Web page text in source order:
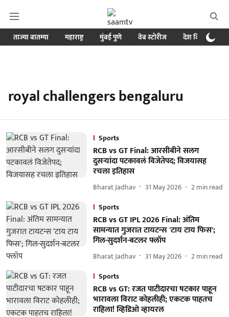
ताज्या बातम्या महाराष्ट्र मुंबई पुणे वेब स्टोरीज देश विदेश
royal challengers bengaluru
Sports
RCB vs GT Final: आरसीबीने सलग
दुसऱ्यांदा पटकावलं विजेतेपद; विजयासह
रचला इतिहास
Bharat Jadhav 31 May 2026 2min read
Sports
RCB vs GT IPL 2026 Final: अंतिम
सामन्यात गुजरात टायटन्स 'टाय टाय फिस';
गिल-सुदर्शन-बटलर फ्लॉप
Bharat Jadhav 31 May 2026 2min read
Sports
RCB vs GT: रजत पाटीदारचा षटकार पाहून
भारावला विराट कोहलीही; एकटक पाहतच
राहिला! व्हिडिओ व्हायरल